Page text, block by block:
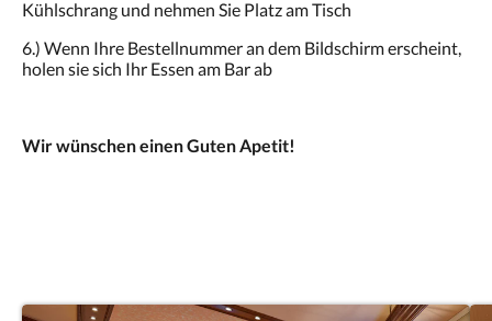
Kühlschrang und nehmen Sie Platz am Tisch
6.) Wenn Ihre Bestellnummer an dem Bildschirm erscheint,
holen sie sich Ihr Essen am Bar ab
Wir wünschen einen Guten Apetit!